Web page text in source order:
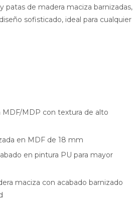
patas de madera maciza barnizadas,
sofisticado, ideal para cualquier
MDF/MDP con textura de alto
en MDF de 18 mm
en pintura PU para mayor
maciza con acabado barnizado